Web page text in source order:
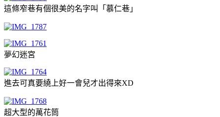
這條窄巷有個很美的名字叫「慕仁巷」
夢幻迷宮
進去可真要繞上好一會兒才出得來XD
超大型的萬花筒